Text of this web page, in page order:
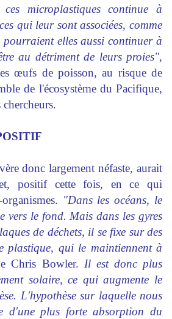
microplastiques continue à
qui leur sont associées, comme
pourraient elles aussicontinuerà
au détriment de leurs proies",
œufs de poisson, au risque de
de l'écosystème du Pacifique,
donc largement néfaste, aurait
positif cette fois, en ce qui
"Dans les océans, le
vers le fond. Mais dans les gyres
de déchets, il se fixe sur des
plastique, qui le maintiennent à
Chris Bowler. Il est donc plus
solaire, ce qui augmente le
L'hypothèse sur laquelle nous
d'une plus forte absorption du